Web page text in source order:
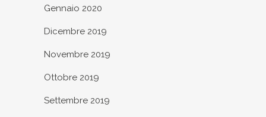
Gennaio 2020
Dicembre 2019
Novembre 2019
Ottobre 2019
Settembre 2019